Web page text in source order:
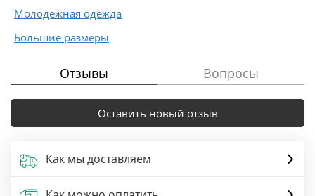
Молодежная одежда
Большие размеры
Отзывы Вопросы
Оставить новый отзыв
Как мы доставляем